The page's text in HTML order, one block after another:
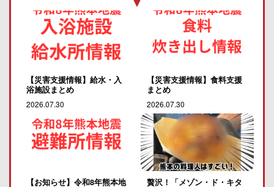
【災害支援情報】給水・入
浴施設まとめ
2026.07.30
【災害支援情報】食料支援
まとめ
2026.07.30
【お知らせ】令和8年熊本地
贅沢！「メゾン・ド・キタ